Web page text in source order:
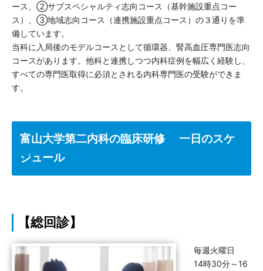
ース、②サブスペシャルティ志向コース（基幹施設重点コー
ス）、③地域志向コース（連携施設重点コース）の３通りを準
備しています。
当科に入局後のモデルコースとして循環器、腎高血圧専門医志向
コースがあります。他科と連携しつつ内科症例を幅広く経験し、
すべての専門医取得に必須とされる内科専門医の受験ができま
す。
富山大学第二内科の臨床研修 一日のスケ
ジュール
【総回診】
毎週火曜日
14時30分～16